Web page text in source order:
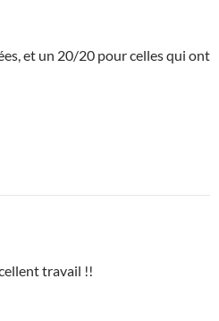
et un 20/20 pour celles qui ont
travail !!